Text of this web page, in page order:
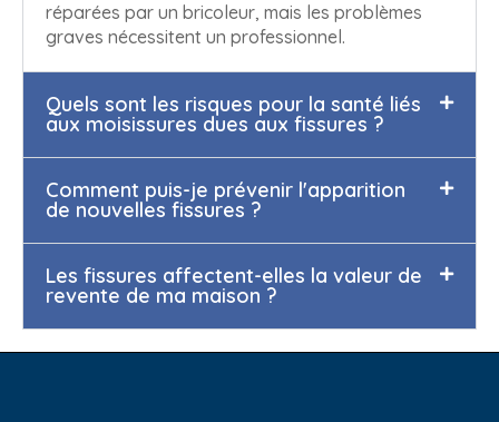
réparées par un bricoleur, mais les problèmes
graves nécessitent un professionnel.
Quels sont les risques pour la santé liés
aux moisissures dues aux fissures ?
Comment puis-je prévenir l'apparition
de nouvelles fissures ?
Les fissures affectent-elles la valeur de
revente de ma maison ?